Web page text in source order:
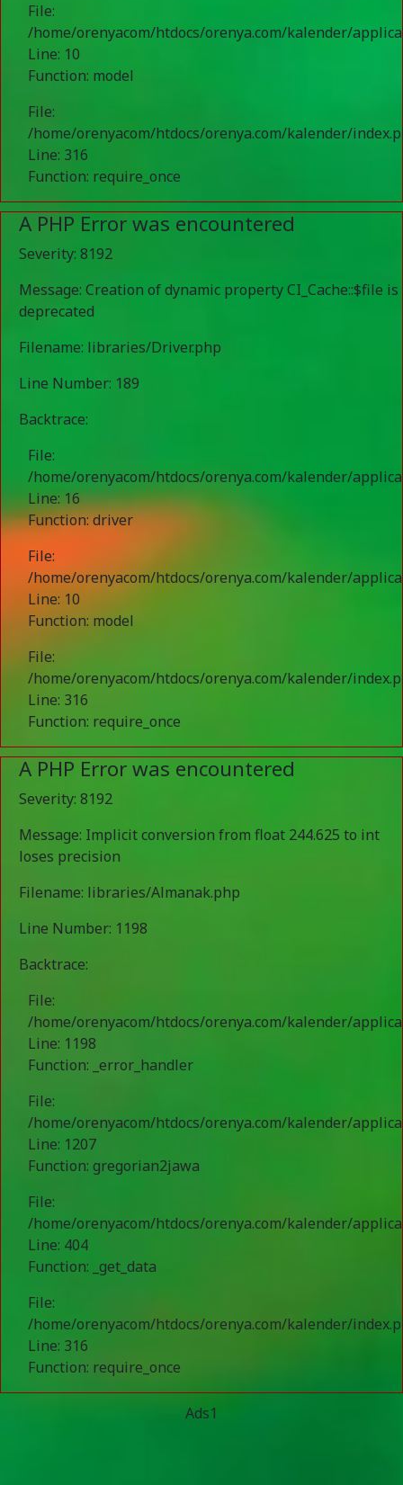
File:
/home/orenyacom/htdocs/orenya.com/kalender/
Line: 10
Function: model
File:
/home/orenyacom/htdocs/orenya.com/kalender/
Line: 316
Function: require_once
A PHP Error was encountered
Severity: 8192
Message: Creation of dynamic property CI_Cache::$file is
deprecated
Filename: libraries/Driver.php
Line Number: 189
Backtrace:
File:
/home/orenyacom/htdocs/orenya.com/kalender/
Line: 16
Function: driver
File:
/home/orenyacom/htdocs/orenya.com/kalender/
Line: 10
Function: model
File:
/home/orenyacom/htdocs/orenya.com/kalender/
Line: 316
Function: require_once
A PHP Error was encountered
Severity: 8192
Message: Implicit conversion from float 244.625 to int
loses precision
Filename: libraries/Almanak.php
Line Number: 1198
Backtrace:
File:
/home/orenyacom/htdocs/orenya.com/kalender/
Line: 1198
Function: _error_handler
File:
/home/orenyacom/htdocs/orenya.com/kalender/
Line: 1207
Function: gregorian2jawa
File:
/home/orenyacom/htdocs/orenya.com/kalender/
Line: 404
Function: _get_data
File:
/home/orenyacom/htdocs/orenya.com/kalender/
Line: 316
Function: require_once
Ads1